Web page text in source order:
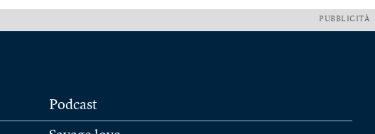
PUBBLICITÀ
Podcast